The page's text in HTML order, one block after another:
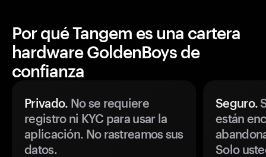
Por qué Tangem es una cartera
hardware GoldenBoys de
confianza
Privado. No se requiere
registro ni KYC para usar la
aplicación. No rastreamos sus
datos.
Seguro.
están
Solo